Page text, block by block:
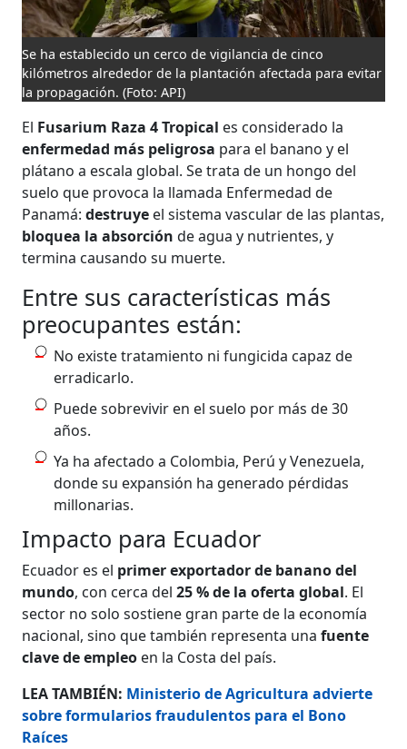
Se ha establecido un cerco de vigilancia de cinco
kilómetros alrededor de la plantación afectada para evitar
la propagación. (Foto: API)
El Fusarium Raza 4 Tropical es considerado la
enfermedad más peligrosa para el banano y el
plátano a escala global. Se trata de un hongo del
suelo que provoca la llamada Enfermedad de
Panamá:destruye el sistema vascular de las plantas,
bloquea la absorción de agua y nutrientes, y
termina causando su muerte.
Entre sus características más
preocupantes están:
No existe tratamiento ni fungicida capaz de
erradicarlo.
Puede sobrevivir en el suelo por más de 30
años.
Ya ha afectado a Colombia, Perú y Venezuela,
donde su expansión ha generado pérdidas
millonarias.
Impacto para Ecuador
Ecuador es el primer exportador de banano del
mundo, con cerca del25 % de la oferta global. El
sector no solo sostiene gran parte de la economía
nacional, sino que también representa unafuente
clave de empleo en la Costa del país.
LEA TAMBIÉN: Ministerio de Agricultura advierte
sobre formularios fraudulentos para el Bono
Raíces